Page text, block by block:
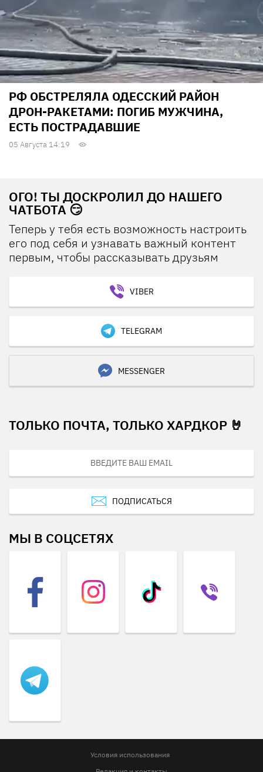
РФ ОБСТРЕЛЯЛА ОДЕССКИЙ РАЙОН
ДРОН-РАКЕТАМИ: ПОГИБ МУЖЧИНА,
ЕСТЬ ПОСТРАДАВШИЕ
05 Августа 14:19
ОГО! ТЫ ДОСКРОЛИЛ ДО НАШЕГО
ЧАТБОТА 😏
Теперь у тебя есть возможность настроить
его под себя и узнавать важный контент
первым, чтобы рассказывать друзьям
VIBER
TELEGRAM
MESSENGER
ТОЛЬКО ПОЧТА, ТОЛЬКО ХАРДКОР 🤘
ПОДПИСАТЬСЯ
МЫ В СОЦСЕТЯХ
Условия использования